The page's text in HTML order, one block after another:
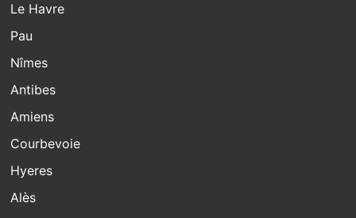
Le Havre
Pau
Nîmes
Antibes
Amiens
Courbevoie
Hyeres
Alès